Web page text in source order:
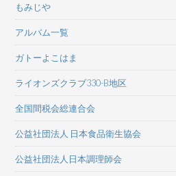
もみじや
アルバム一覧
ガトーよこはま
ライオンズクラブ330-B地区
全国間税会総連合会
公益社団法人 日本食品衛生協会
公益社団法人日本調理師会